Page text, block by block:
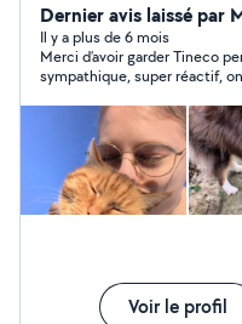
ou le vôtre. Au plaisir de
Dernier avis laissé par
Il y a plus de 6 mois
Merci d’avoir garder Tineco
sympathique, super réactif,
Voir le profil